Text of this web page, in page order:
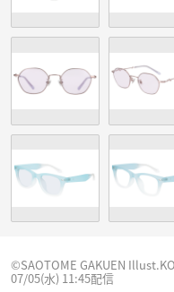
©SAOTOME GAKUEN
07/05(水) 11:45配信